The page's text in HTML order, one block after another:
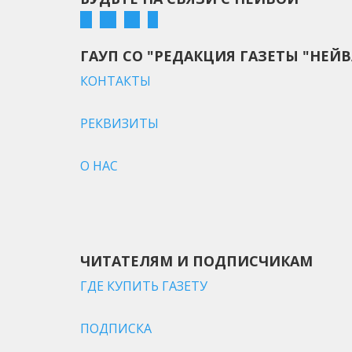
ГАУП СО "РЕДАКЦИЯ ГАЗЕТЫ
КОНТАКТЫ
РЕКВИЗИТЫ
О НАС
ЧИТАТЕЛЯМ И ПОДПИСЧИКАМ
ГДЕ КУПИТЬ ГАЗЕТУ
ПОДПИСКА